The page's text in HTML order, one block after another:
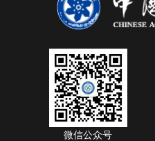
微信公众号